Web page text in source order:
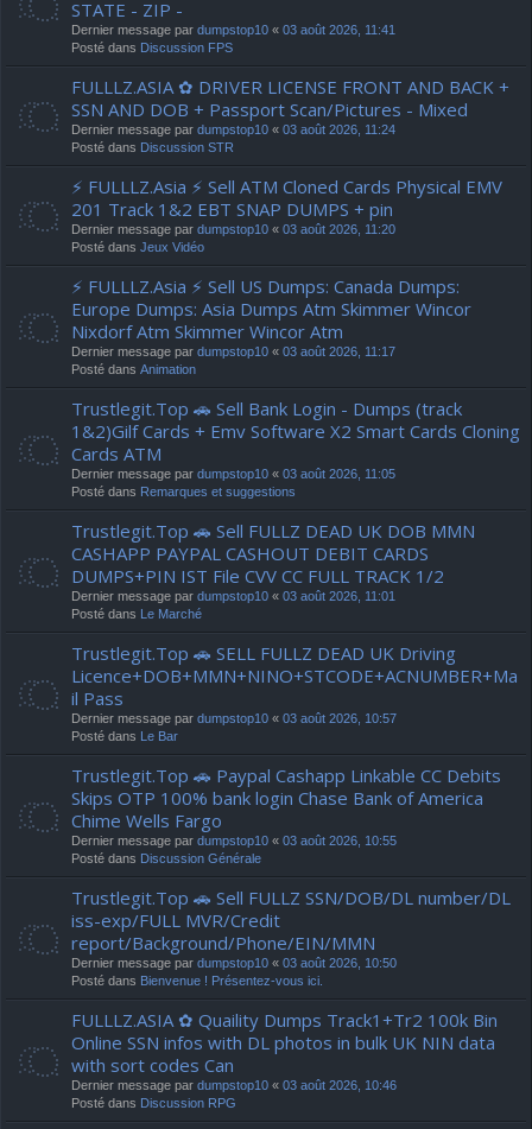
STATE - ZIP -
Dernier message par dumpstop10 « 03 août 2026, 11:41
Posté dans Discussion FPS
FULLLZ.ASIA ✿ DRIVER LICENSE FRONT AND BACK +
SSN AND DOB + Passport Scan/Pictures - Mixed
Dernier message par dumpstop10 « 03 août 2026, 11:24
Posté dans Discussion STR
⚡ FULLLZ.Asia ⚡ Sell ATM Cloned Cards Physical EMV
201 Track 1&2 EBT SNAP DUMPS + pin
Dernier message par dumpstop10 « 03 août 2026, 11:20
Posté dans Jeux Vidéo
⚡ FULLLZ.Asia ⚡ Sell US Dumps: Canada Dumps:
Europe Dumps: Asia Dumps Atm Skimmer Wincor
Nixdorf Atm Skimmer Wincor Atm
Dernier message par dumpstop10 « 03 août 2026, 11:17
Posté dans Animation
Trustlegit.Top 🚗 Sell Bank Login - Dumps (track
1&2)Gilf Cards + Emv Software X2 Smart Cards Cloning
Cards ATM
Dernier message par dumpstop10 « 03 août 2026, 11:05
Posté dans Remarques et suggestions
Trustlegit.Top 🚗 Sell FULLZ DEAD UK DOB MMN
CASHAPP PAYPAL CASHOUT DEBIT CARDS
DUMPS+PIN IST File CVV CC FULL TRACK 1/2
Dernier message par dumpstop10 « 03 août 2026, 11:01
Posté dans
Le Marché
Trustlegit.Top 🚗 SELL FULLZ DEAD UK Driving
Licence+DOB+MMN+NINO+STCODE+ACNUMBER+Ma
il Pass
Dernier message par dumpstop10 « 03 août 2026, 10:57
Posté dans
Le Bar
Trustlegit.Top 🚗 Paypal Cashapp Linkable CC Debits
Skips OTP 100% bank login Chase Bank of America
Chime Wells Fargo
Dernier message par dumpstop10 « 03 août 2026, 10:55
Posté dans Discussion Générale
Trustlegit.Top 🚗 Sell FULLZ SSN/DOB/DL number/DL
iss-exp/FULL MVR/Credit
report/Background/Phone/EIN/MMN
Dernier message par dumpstop10 « 03 août 2026, 10:50
Posté dans Bienvenue ! Présentez-vous ici.
FULLLZ.ASIA ✿ Quaility Dumps Track1+Tr2 100k Bin
Online SSN infos with DL photos in bulk UK NIN data
with sort codes Can
Dernier message par dumpstop10 « 03 août 2026, 10:46
Posté dans Discussion RPG